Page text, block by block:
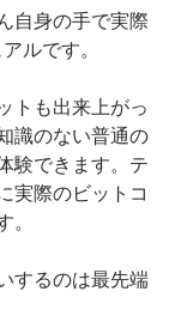
自身の手で実際
ルです。
トも出来上がっ
識のない普通の
験できます。テ
実際のビットコ
するのは最先端